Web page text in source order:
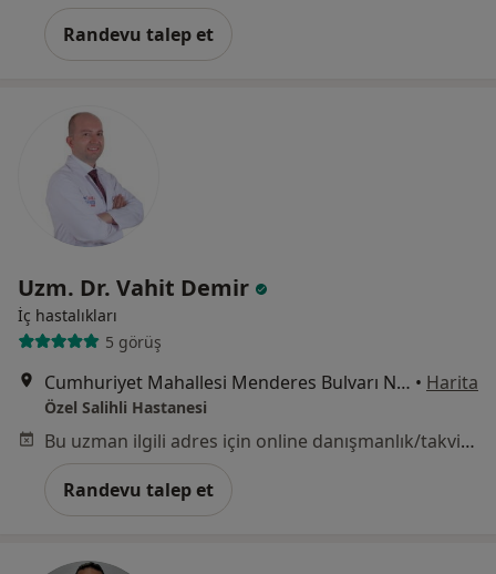
Randevu talep et
Uzm. Dr. Vahit Demir
İç hastalıkları
5 görüş
Cumhuriyet Mahallesi Menderes Bulvarı No:48, Manisa • Harita
Özel Salihli Hastanesi
Bu uzman ilgili adres için online danışmanlık/takvim sunmuyor.
Randevu talep et